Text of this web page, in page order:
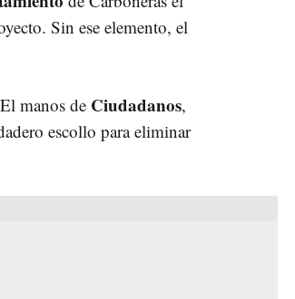
Sin ese elemento, el
manos de Ciudadanos,
escollo para eliminar